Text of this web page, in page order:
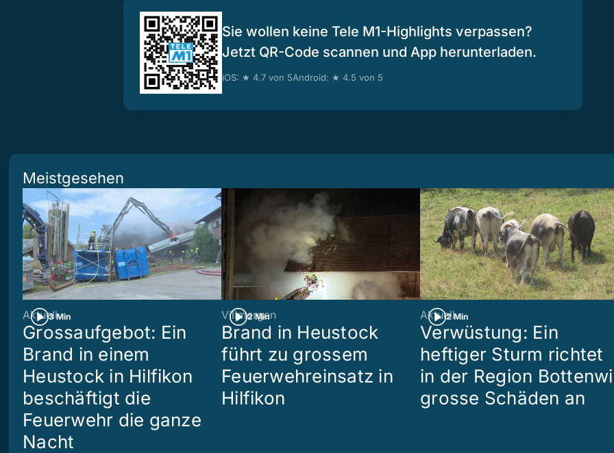
Sie wollen keine Tele M1-Highlights verpassen?
Jetzt QR-Code scannen und App herunterladen.
iOS: ★ 4.7 von 5Android: ★ 4.5 von 5
Meistgesehen
3 Min
Aktuell
Grossaufgebot: Ein
Brand in einem
Heustock in Hilfikon
beschäftigt die
Feuerwehr die ganze
Nacht
2 Min
Villmergen
Brand in Heustock
führt zu grossem
Feuerwehreinsatz in
Hilfikon
2 Min
Aktuell
Verwüstung: Ein
heftiger Sturm richtet
in der Region
grosse Schäden an